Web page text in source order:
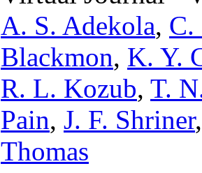
A. S. Adekola, C.
Blackmon, K. Y.
R. L. Kozub, T.
Pain, J. F. Shriner
Thomas